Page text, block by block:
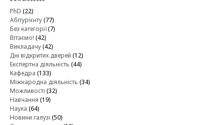
PhD (22)
Абітурієнту(77)
Без категорії(7)
Вітаємо! (42)
Викладачу(42)
Дні відкритих дверей (12)
Експертна діяльність (44)
Кафедра (133)
Міжнародна діяльність (34)
Можливості (32)
Навчання (19)
Наука (64)
Новини галузі (50)